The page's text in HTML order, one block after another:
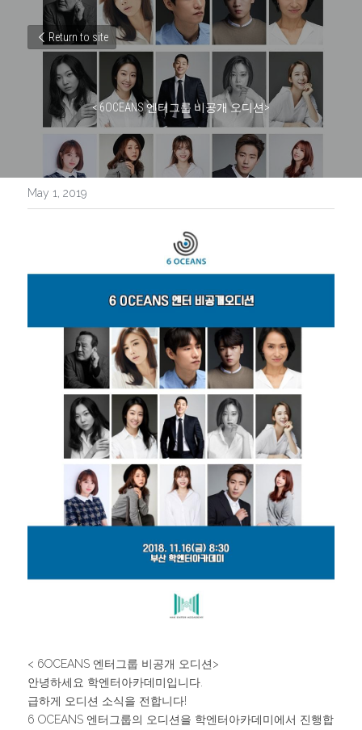
Return to site
< 6OCEANS 엔터그룹 비공개 오디션>
May 1, 2019
< 6OCEANS 엔터그룹 비공개 오디션>
안녕하세요 학엔터아카데미입니다.
급하게 오디션 소식을 전합니다!
6 OCEANS 엔터그룹의 오디션을 학엔터아카데미에서 진행합